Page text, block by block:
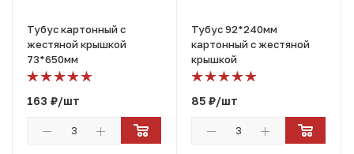
Тубус картонный с
жестяной крышкой
73*650мм
163 ₽/шт
Тубус 92*240мм
картонный с жестяной
крышкой
85 ₽/шт